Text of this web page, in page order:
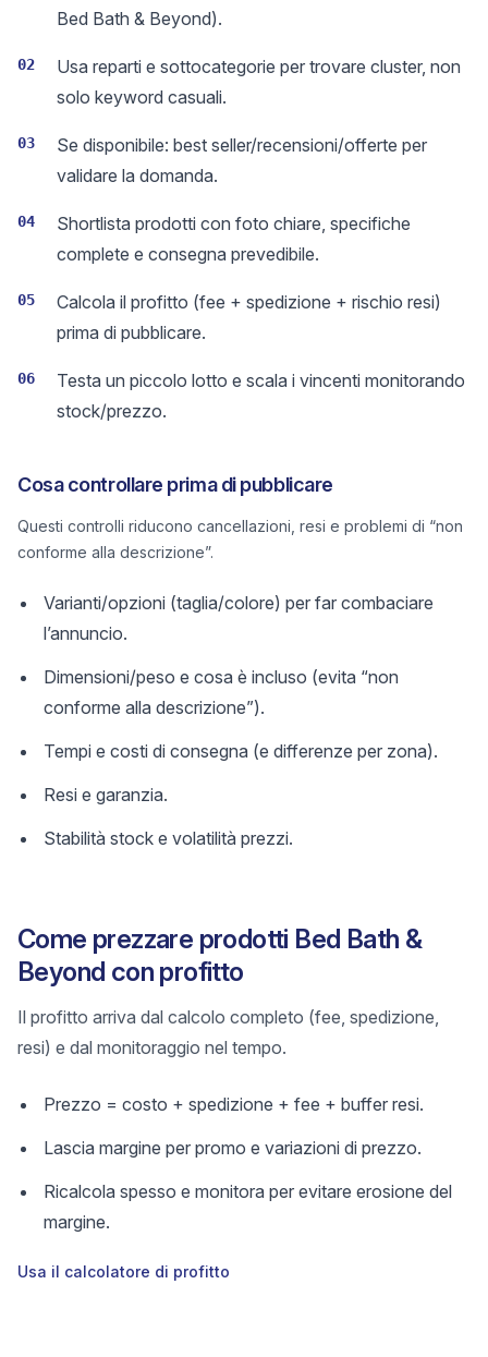
Bed Bath & Beyond).
02
Usa reparti e sottocategorie per trovare cluster, non
solo keyword casuali.
03
Se disponibile: best seller/recensioni/offerte per
validare la domanda.
04
Shortlista prodotti con foto chiare, specifiche
complete e consegna prevedibile.
05
Calcola il profitto (fee + spedizione + rischio resi)
prima di pubblicare.
06
Testa un piccolo lotto e scala i vincenti monitorando
stock/prezzo.
Cosa controllare prima di pubblicare
Questi controlli riducono cancellazioni, resi e problemi di “non
conforme alla descrizione”.
Varianti/opzioni (taglia/colore) per far combaciare
l’annuncio.
Dimensioni/peso e cosa è incluso (evita “non
conforme alla descrizione”).
Tempi e costi di consegna (e differenze per zona).
Resi e garanzia.
Stabilità stock e volatilità prezzi.
Come prezzare prodotti Bed Bath &
Beyond con profitto
Il profitto arriva dal calcolo completo (fee, spedizione,
resi) e dal monitoraggio nel tempo.
Prezzo = costo + spedizione + fee + buffer resi.
Lascia margine per promo e variazioni di prezzo.
Ricalcola spesso e monitora per evitare erosione del
margine.
Usa il calcolatore di profitto